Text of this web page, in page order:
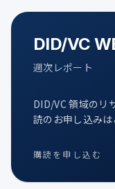
DID/VC
週次レポート
DID/VC 領域のリ
読のお申し込みは
購読を申し込む